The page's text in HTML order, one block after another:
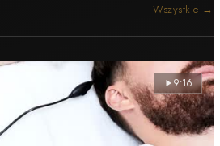
Wszystkie →
9:16